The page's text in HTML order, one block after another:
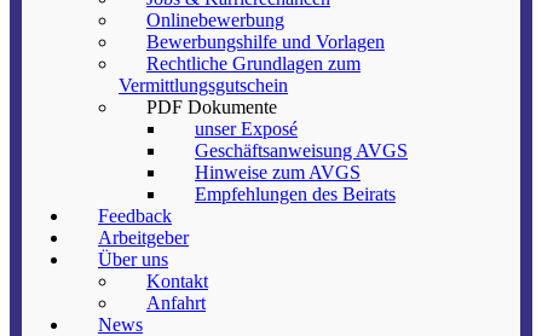
Onlinebewerbung
Bewerbungshilfe und Vorlagen
Rechtliche Grundlagen zum
Vermittlungsgutschein
PDF Dokumente
unser Exposé
Geschäftsanweisung AVGS
Hinweise zum AVGS
Empfehlungen des Beirats
Feedback
Arbeitgeber
Über uns
Kontakt
Anfahrt
News